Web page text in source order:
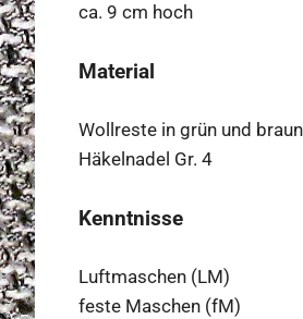
ca. 9 cm hoch
Material
Wollreste in grün und
Häkelnadel Gr. 4
Kenntnisse
Luftmaschen (LM)
feste Maschen (fM)